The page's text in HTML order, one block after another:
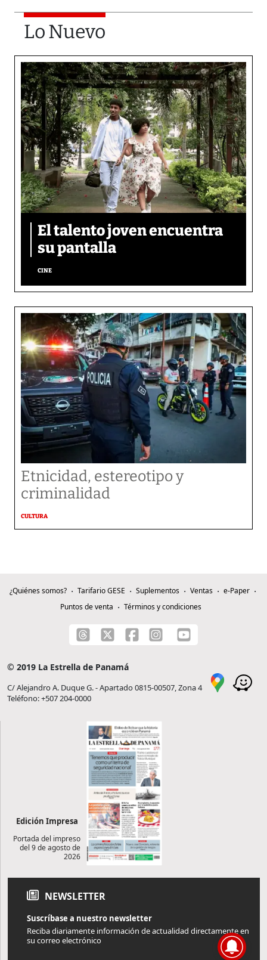
Lo Nuevo
El talento joven encuentra
su pantalla​
CINE
Etnicidad, estereotipo y
criminalidad
CULTURA
¿Quiénes somos? Tarifario GESE Suplementos Ventas
e-Paper
Puntos de venta
Términos y condiciones
© 2019 La Estrella de Panamá
C/ Alejandro A. Duque G. - Apartado 0815-00507, Zona 4
Teléfono: +507 204-0000
Edición Impresa
Portada del impreso
del 9 de agosto de
2026
NEWSLETTER
Suscríbase a nuestro newsletter
Reciba diariamente información de actualidad directamente en
su correo electrónico